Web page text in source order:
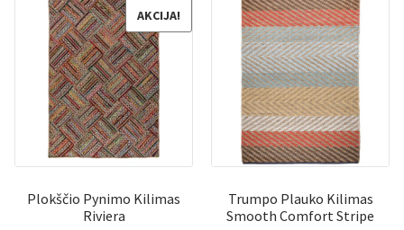
through
585,00 €
375,00 €
Plokščio Pynimo Kilimas
Riviera
AKCIJA!
Trumpo Plauko Kilimas
Smooth Comfort Stripe